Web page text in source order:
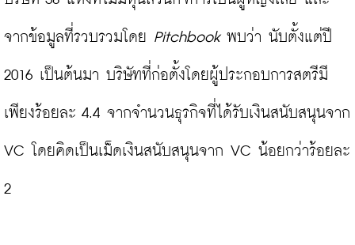
จากข้อมูลที่รวบรวมโดย Pitchbook พบว่า นับตั้งแต่ปี
2016 เป็นต้นมา บริษัทที่ก่อตั้งโดยผู้ประกอบการสตรีมี
เพียงร้อยละ 4.4 จากจำนวนธุรกิจที่ได้รับเงินสนับสนุนจาก
VC โดยคิดเป็นเม็ดเงินสนับสนุนจาก VC น้อยกว่าร้อยละ
2